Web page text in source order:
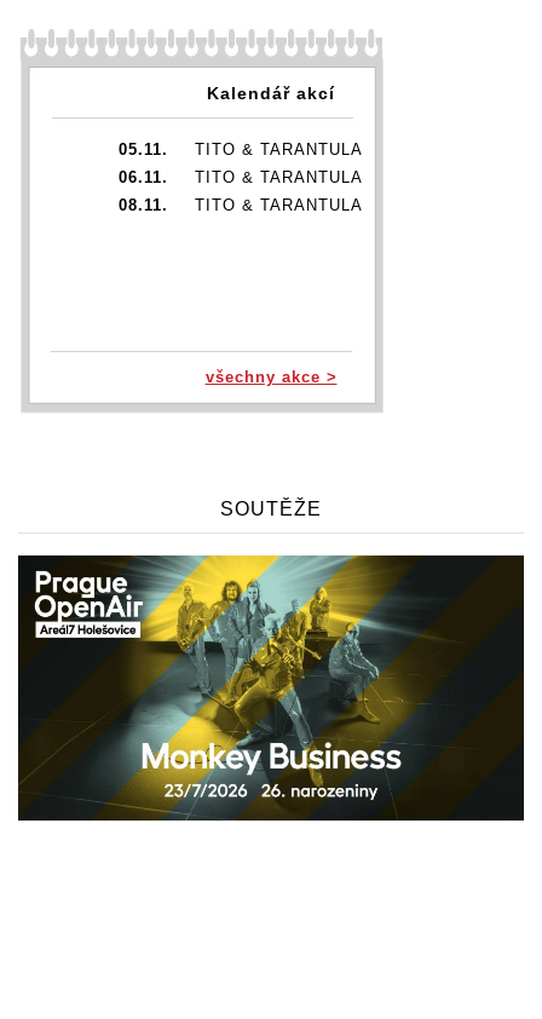
Kalendář akcí
05.11.
TITO & TARANTULA
06.11.
TITO & TARANTULA
08.11.
TITO & TARANTULA
všechny akce >
SOUTĚŽE